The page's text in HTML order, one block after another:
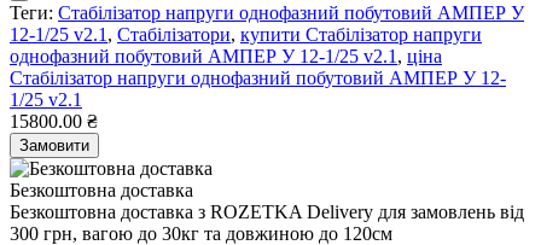
Теги: Стабілізатор напруги однофазний побутовий АМПЕР У
12-1/25 v2.1 , Стабілізатори, купити Стабілізатор напруги
однофазний побутовий АМПЕР У 12-1/25 v2.1 , ціна
Стабілізатор напруги однофазний побутовий АМПЕР У 12-
1/25 v2.1
15800.00 ₴
Замовити
Безкоштовна доставка
Безкоштовна доставка з ROZETKA Delivery для замовлень від
300 грн, вагою до 30кг та довжиною до 120см